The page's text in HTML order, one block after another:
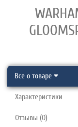
Все о товаре
Характеристики
Отзывы (0)